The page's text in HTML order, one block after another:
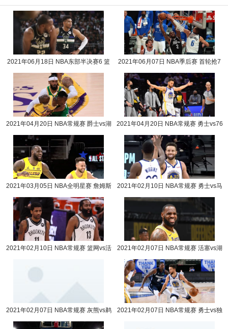
2021年06月18日 NBA东部半决赛6 篮
2021年06月07日 NBA季后赛 首轮抢7
2021年04月20日 NBA常规赛 爵士vs湖
2021年04月20日 NBA常规赛 勇士vs76
2021年03月05日 NBA全明星赛 詹姆斯
2021年02月10日 NBA常规赛 勇士vs马
2021年02月10日 NBA常规赛 篮网vs活
2021年02月07日 NBA常规赛 活塞vs湖
2021年02月07日 NBA常规赛 灰熊vs鹈
2021年02月07日 NBA常规赛 勇士vs独